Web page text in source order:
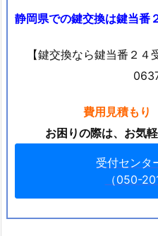
し
ら
開
修
理
静岡県での鍵交換は鍵当番
【鍵交換なら鍵当番２
費用見積も
お困りの際は、お気
受付センタ
（050-